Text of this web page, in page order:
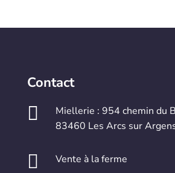
Contact

Miellerie : 954 chemin du
83460 Les Arcs sur
 Vente à la ferme